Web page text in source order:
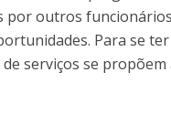
por outros
Para se ter
serviços se